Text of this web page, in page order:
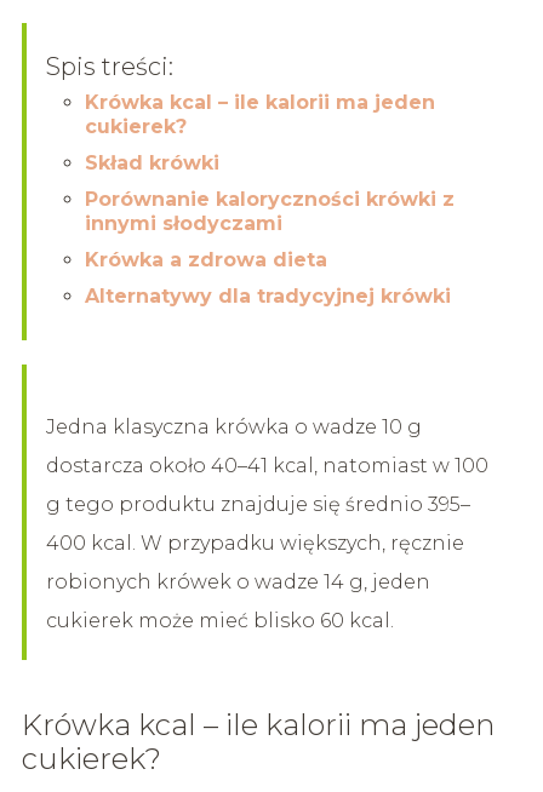
Spis treści:
Krówka kcal – ile kalorii ma jeden
cukierek?
Skład krówki
Porównanie kaloryczności krówki z
innymi słodyczami
Krówka a zdrowa dieta
Alternatywy dla tradycyjnej krówki
Jedna klasyczna krówka o wadze 10 g
dostarcza około 40–41 kcal, natomiast w 100
g tego produktu znajduje się średnio 395–
400 kcal. W przypadku większych, ręcznie
robionych krówek o wadze 14 g, jeden
cukierek może mieć blisko 60 kcal.
Krówka kcal – ile kalorii ma jeden
cukierek?